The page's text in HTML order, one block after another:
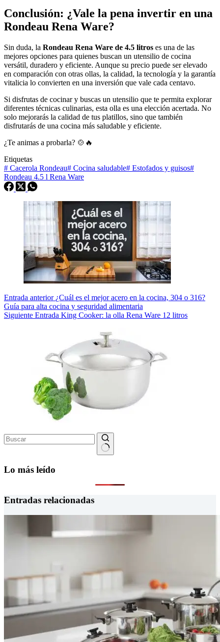
Conclusión: ¿Vale la pena invertir en una
Rondeau Rena Ware?
Sin duda, la Rondeau Rena Ware de 4.5 litros es una de las
mejores opciones para quienes buscan un utensilio de cocina
versátil, duradero y eficiente. Aunque su precio puede ser elevado
en comparación con otras ollas, la calidad, la tecnología y la garantía
vitalicia lo convierten en una inversión que vale cada centavo.
Si disfrutas de cocinar y buscas un utensilio que te permita explorar
diferentes técnicas culinarias, esta olla es una elección acertada. No
solo mejorarás la calidad de tus platillos, sino que también
disfrutarás de una cocina más saludable y eficiente.
¿Te animas a probarla? 🍲🔥
Etiquetas
# Cacerola Rondeau# Cocina saludable# Estofados y guisos#
Rondeau 4.5 l Rena Ware
Entrada anterior ¿Cuál es el mejor acero en la cocina, 304 o 316?
Guía para alta cocina y seguridad alimentaria
Siguiente Entrada King Cooker: la olla Rena Ware 12 litros
resultados
Lo más leído
Entradas relacionadas